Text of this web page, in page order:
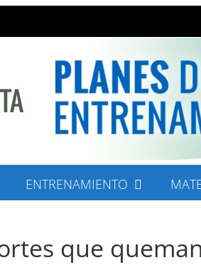
ENTRENAMIENTO
que